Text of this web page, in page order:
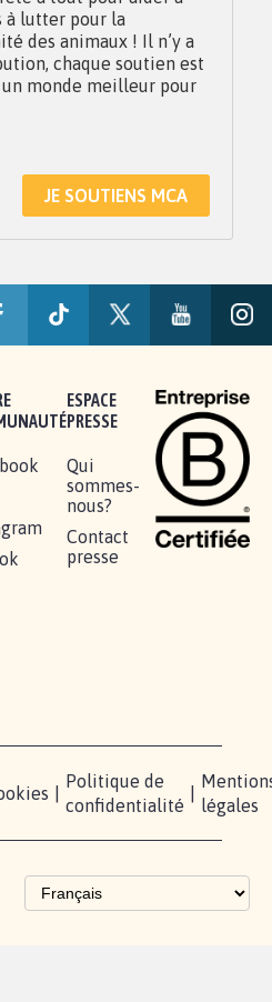
à lutter pour la
des animaux ! Il n’y a
chaque soutien est
un monde meilleur pour
JE SOUTIENS MCA
ESPACE
PRESSE
Qui
sommes-
nous?
Contact
presse
Politique de
confidentialité
légales